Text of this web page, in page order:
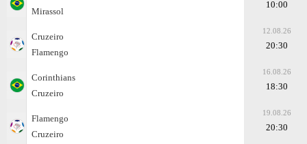
Mirassol
10:00
Cruzeiro
Flamengo
12.08.26
20:30
Corinthians
Cruzeiro
16.08.26
18:30
Flamengo
Cruzeiro
19.08.26
20:30